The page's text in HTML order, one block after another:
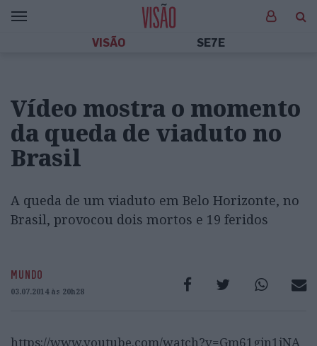
VISÃO SE7E
Vídeo mostra o momento
da queda de viaduto no
Brasil
A queda de um viaduto em Belo Horizonte, no
Brasil, provocou dois mortos e 19 feridos
MUNDO
03.07.2014 às 20h28
https://www.youtube.com/watch?v=Gm61gjn1jNA